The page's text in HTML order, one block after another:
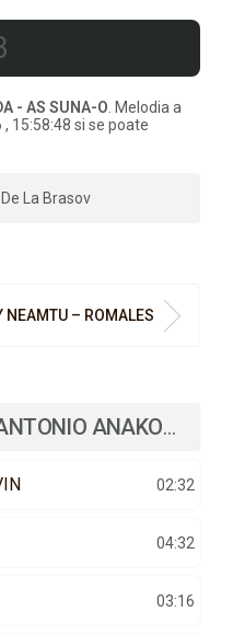
- AS SUNA-O . Melodia a
15:58:48 si se poate
La Brasov
NEAMTU – ROMALES
ANAKONDA
02:32
04:32
03:16